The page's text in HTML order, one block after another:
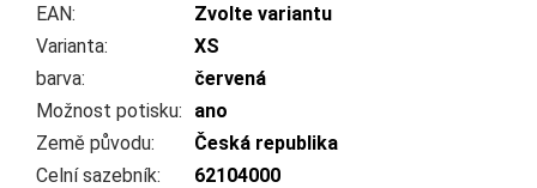
EAN:
Zvolte variantu
Varianta:
XS
barva:
červená
Možnost potisku:
ano
Země původu:
Česká republika
Celní sazebník: 62104000